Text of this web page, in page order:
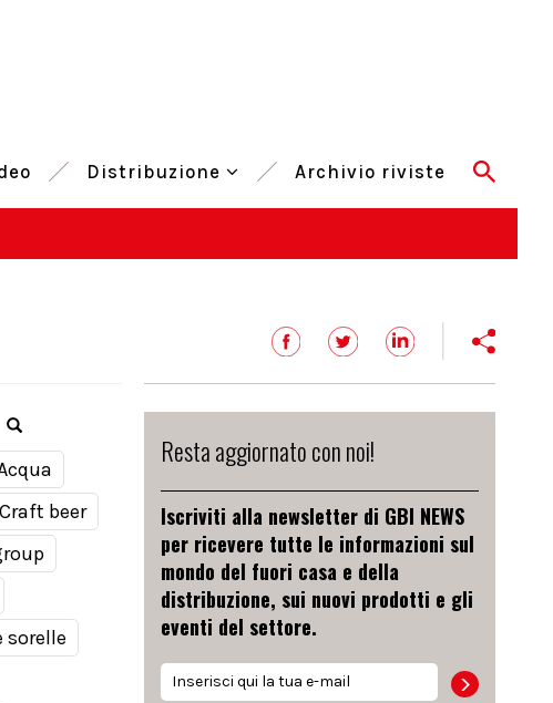
Distribuzione Archivio riviste
Craft beer
sorelle
Resta aggiornato con noi!
Iscriviti alla newsletter di GBI NEWS
per ricevere tutte le informazioni sul
mondo del fuori casa e della
distribuzione, sui nuovi prodotti e gli
eventi del settore.